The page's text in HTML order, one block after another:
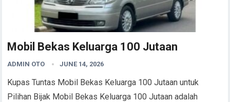
Mobil Bekas Keluarga 100 Jutaan
ADMIN OTO JUNE 14, 2026
Kupas Tuntas Mobil Bekas Keluarga 100 Jutaan untuk
Pilihan Bijak Mobil Bekas Keluarga 100 Jutaan adalah